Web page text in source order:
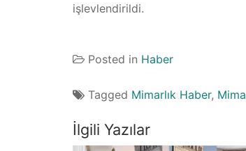
işlevlendirildi.
Posted in Haber
Tagged Mimarlık Haber,
İlgili Yazılar